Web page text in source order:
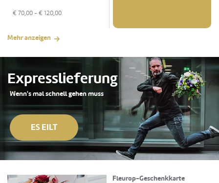
€ 70,00 - € 120,00
Mehr anzeigen
Expresslieferung
Wenn's mal schnell gehen muss
ES EILT
Fleurop-Geschenkkarte